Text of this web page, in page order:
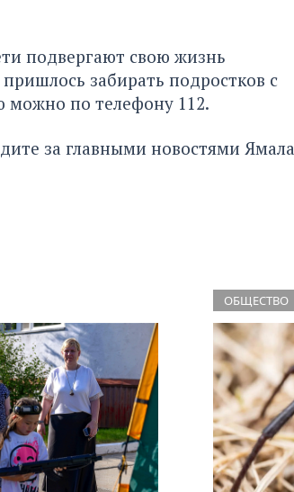
подвергают свою жизнь
забирать подростков с
можно по телефону 112.
за главными новостями Ямала
ОБЩЕСТВО